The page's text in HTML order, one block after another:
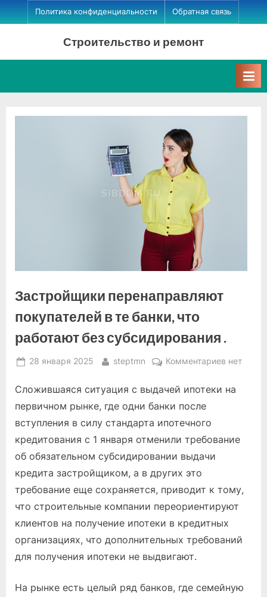
Skip
to
Политика конфиденциальности Обратная связь
Строительство и ремонт
Застройщики перенаправляют
покупателей в те банки, что
работают без субсидирования .
Posted
28 января 2025 By
steptmn Комментариевк
те
без
.
нет
Сложившаяся ситуация с выдачей ипотеки на
первичном рынке, где одни банки после
вступления в силу стандарта ипотечного
кредитования с 1 января отменили требование
об обязательном субсидировании выдачи
кредита застройщиком, а в других это
требование еще сохраняется, приводит к тому,
что строительные компании переориентируют
клиентов на получение ипотеки в кредитных
организациях, что дополнительных требований
для получения ипотеки не выдвигают.
На рынке есть целый ряд банков, где семейную